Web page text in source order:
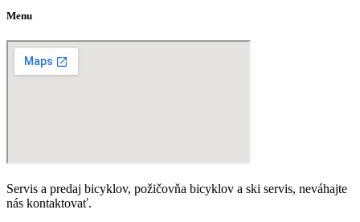
Menu
Servis a predaj bicyklov, požičovňa bicyklov a ski servis, neváhajte
nás kontaktovať.